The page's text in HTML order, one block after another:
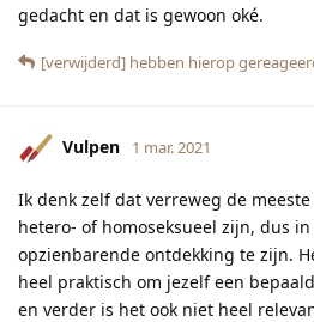
gedacht en dat is gewoon oké.
[verwijderd] hebben hierop
Vulpen 1 mar. 2021
Ik denk zelf dat verreweg de
hetero- of homoseksueel zijn, dus
opzienbarende ontdekking te zijn.
heel praktisch om jezelf een
en verder is het ook niet heel